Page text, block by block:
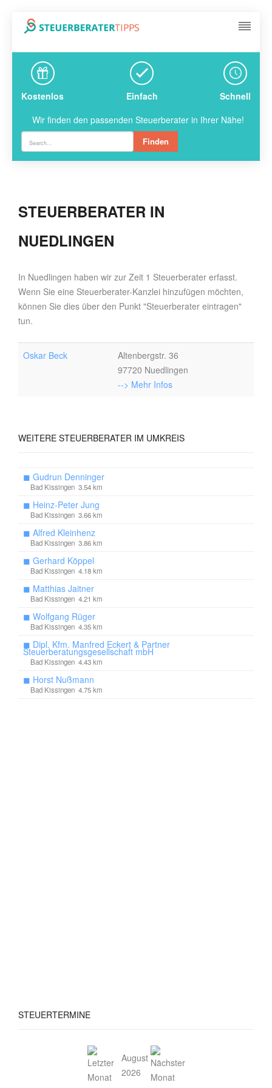
Kostenlos Einfach
Schnell
Wir finden den passenden Steuerberater in Ihrer Nähe!
Finden
STEUERBERATER IN
NUEDLINGEN
In Nuedlingen haben wir zur Zeit 1 Steuerberater erfasst.
Wenn Sie eine Steuerberater-Kanzlei hinzufügen möchten,
können Sie dies über den Punkt "Steuerberater eintragen"
tun.
Oskar Beck
Altenbergstr. 36
97720 Nuedlingen
--> Mehr Infos
WEITERE STEUERBERATER IM UMKREIS
◼ Gudrun Denninger
Bad Kissingen 3.54 km
◼ Heinz-Peter Jung
Bad Kissingen 3.66 km
◼ Alfred Kleinhenz
Bad Kissingen 3.86 km
◼ Gerhard Köppel
Bad Kissingen 4.18 km
◼ Matthias Jaitner
Bad Kissingen 4.21 km
◼ Wolfgang Rüger
Bad Kissingen 4.35 km
◼ Dipl. Kfm. Manfred Eckert & Partner
Steuerberatungsgesellschaft mbH
Bad Kissingen 4.43 km
◼ Horst Nußmann
Bad Kissingen 4.75 km
STEUERTERMINE
August
2026